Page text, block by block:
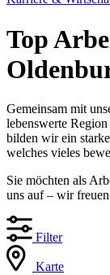
Top
Gemeinsam mit
lebenswerte
bilden wir ein
welches vieles
Sie möchten als
uns auf – wir
Filter
Karte